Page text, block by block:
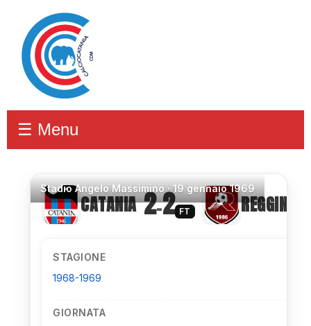
☰ Menu
StadioAngelo Massimino ·19 gennaio 1969
CATANIA 2–2 FT REGGINA
STAGIONE
1968-1969
GIORNATA